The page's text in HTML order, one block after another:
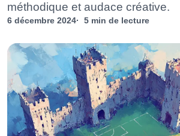
méthodique et audace créative.
6 décembre 2024 5 min de lecture